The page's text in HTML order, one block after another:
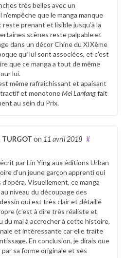
très belles avec un
que le manga manque
reste prenant et lisible jusqu’à la
scènes reste palpable et
dans un décor Chine du XIXème
qui lui sont associées, et c’est
que ce manga a tout de même
lui.
même rafraichissant et apaisant
et monotoneMei Lanfangfait
au sein du Prix.
TURGOT on 11 avril 2018 #
par Lin Ying aux éditions Urban
d’un jeune garçon apprenti qui
Visuellement, ce manga
niveau du découpage des
qui est très clair et détaillé
(c’est à dire très réaliste et
du mal à accrocher à cette histoire,
et intéressante car elle traite
En conclusion, je dirais que
sa forme originale et ses